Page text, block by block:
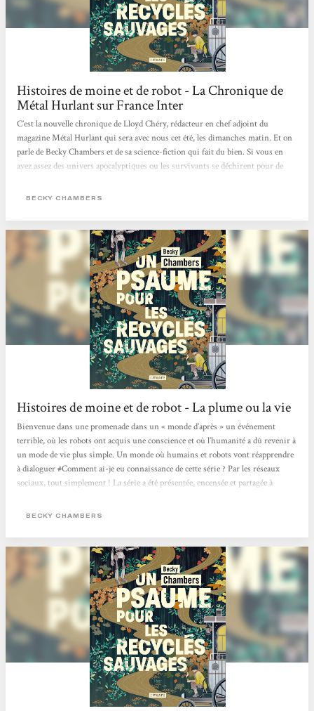
Histoires de moine et de robot - La Chronique de
Métal Hurlant sur France Inter
C’est la nouvelle chronique de Lloyd Chéry, rédacteur en chef adjoint du
magazine Métal Hurlant qui sera avec nous cet été, les dimanches matin. Et on
parle de Becky Chambers et de sa science-fiction qui fait du bien. Si vous en
avez assez des univers apocalyptiques ou les survivants se déchirent pour de
personnages broyés par des états totalitaires vous dépriment. Si l’actualité vous
fiction des années 70, eh bien, réjouissez-vous,...
BECKY CHAMBERS
Histoires de moine et de robot - La plume ou la vie
Bienvenue dans une promenade dans un « monde d’après » un événement
terrible, où les robots ont acquis une conscience et où l’humanité a dû revenir à
un mode de vie plus simple. Un monde où humains et robots vont réapprendre
à dialoguer #Comment ai-je eu connaissance de cette série ? Par les réseaux
sociaux, tout simplement ! La série a été présentée, encensée et partagée à
m’ont vite parlé. #Philosophie...
BECKY CHAMBERS